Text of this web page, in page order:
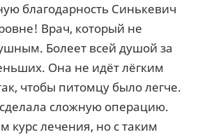
благодарность Синькевич
Врач, который не
Болеет всей душой за
Она не идёт лёгким
чтобы питомцу было легче.
сложную операцию.
лечения, но с таким